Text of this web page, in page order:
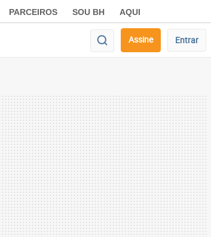
PARCEIROS SOU BH AQUI
Assine Entrar